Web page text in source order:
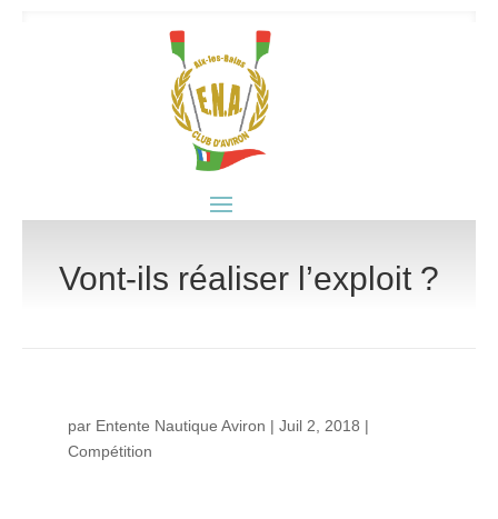
Vont-ils réaliser l’exploit ?
par Entente Nautique Aviron | Juil 2, 2018 |
Compétition